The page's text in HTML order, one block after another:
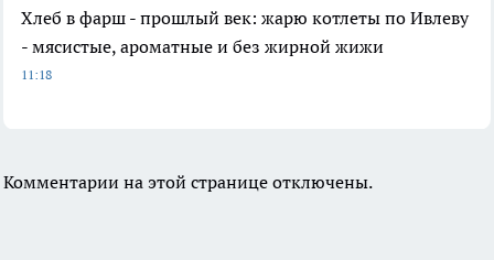
Хлеб в фарш - прошлый век: жарю котлеты по Ивлеву
- мясистые, ароматные и без жирной жижи
11:18
Комментарии на этой странице отключены.